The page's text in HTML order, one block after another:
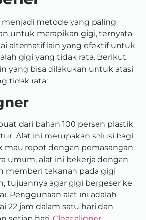
metode yang paling
untuk merapikan gigi, ternyata
alternatif lain yang efektif untuk
gigi yang tidak rata. Berikut
yang bisa dilakukan untuk atasi
tidak rata:
dari bahan 100 persen plastik
Alat ini merupakan solusi bagi
mau repot dengan pemasangan
umum, alat ini bekerja dengan
memberi tekanan pada gigi
tujuannya agar gigi bergeser ke
Penggunaan alat ini adalah
22 jam dalam satu hari dan